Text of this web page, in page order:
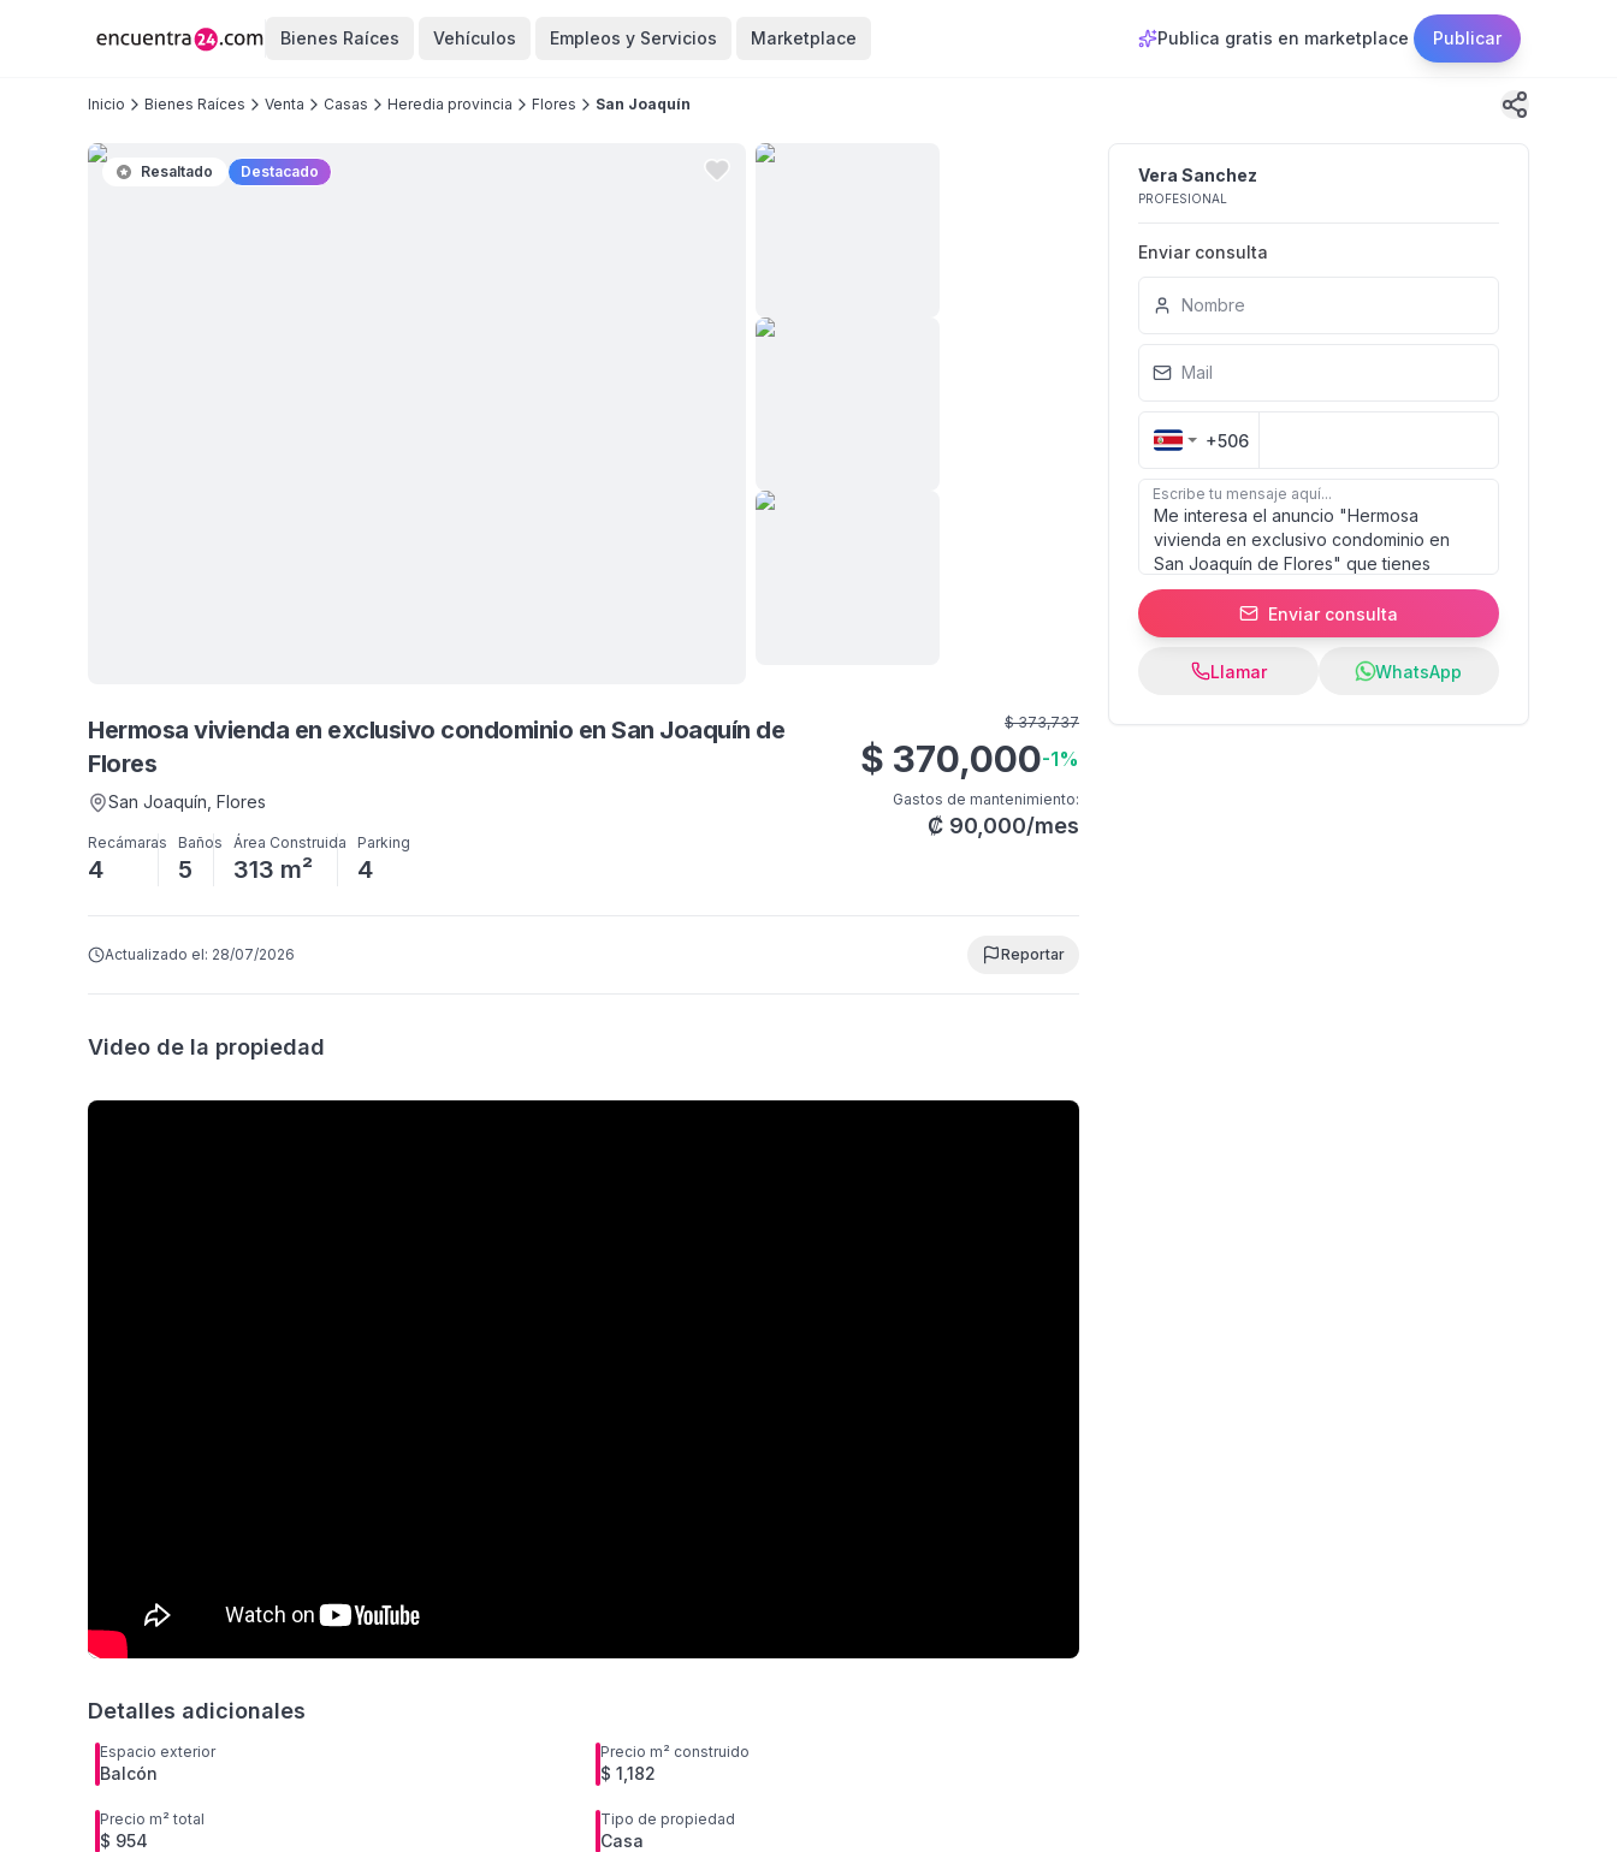
Bienes Raíces Vehículos Empleos y Servicios Marketplace Publica gratis en marketplace Publicar
Inicio Bienes Raíces Venta Casas Heredia provincia Flores San Joaquín
Resaltado Destacado
Hermosa vivienda en exclusivo condominio en San Joaquín de
Flores
San Joaquín , Flores
Recámaras
4
Baños
5
Área Construida
313 m²
Parking
4
$ 373,737
$ 370,000-1%
Gastos de mantenimiento:
₡ 90,000/mes
Actualizado el: 28/07/2026 Reportar
Video de la propiedad
Detalles adicionales
Espacio exterior
Balcón
Precio m² construido
$ 1,182
Precio m² total
$ 954
Tipo de propiedad
Casa
Vera Sanchez
PROFESIONAL
Enviar consulta
Nombre
Mail
+506
Escribe tu mensaje aquí...
Enviar consulta
Llamar WhatsApp